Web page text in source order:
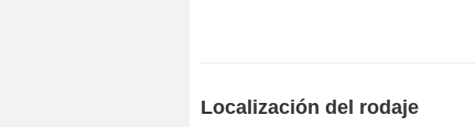
Localización del rodaje